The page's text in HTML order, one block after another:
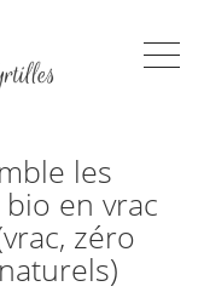
les
en vrac
zéro